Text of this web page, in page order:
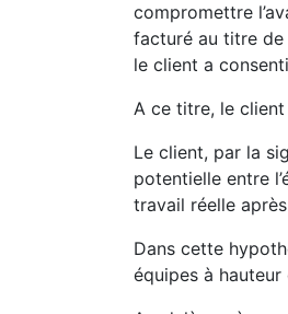
compromettre
facturé au titre de
le client a
A ce titre, le
Le client, par la
potentielle entre
travail réelle
Dans cette
équipes à